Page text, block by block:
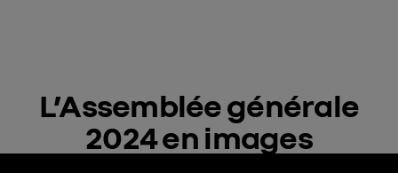
L’Assemblée générale
2024 en images